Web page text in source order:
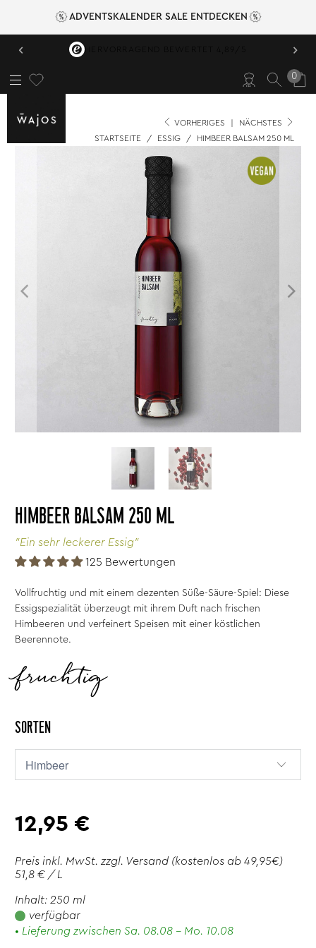
ADVENTSKALENDER SALE ENTDECKEN
‹ ›
0
VORHERIGES
NÄCHSTES
STARTSEITE
/ ESSIG / HIMBEER BALSAM 250 ML
HIMBEER BALSAM 250 ML
"Ein sehr leckerer Essig"
125 Bewertungen
Vollfruchtig und mit einem dezenten Süße-Säure-Spiel: Diese
Essigspezialität überzeugt mit ihrem Duft nach frischen
Himbeeren und verfeinert Speisen mit einer köstlichen
Beerennote.
fruchtig
SORTEN
12,95 €
Preis inkl. MwSt. zzgl. Versand (kostenlos ab 49,95€)
51,8 € / L
Inhalt: 250 ml
verfügbar
• Lieferung zwischen Sa. 08.08 - Mo. 10.08